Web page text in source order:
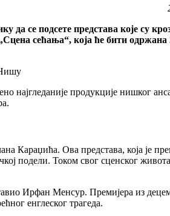
се подсете представа које су кроз
сећања“, која ће бити одржана
најгледаније продукције нишког
Караџића. Ова представа, која је
подели. Током свог сценског
Ирфан Менсур. Премијера из
енглеског трагеда.